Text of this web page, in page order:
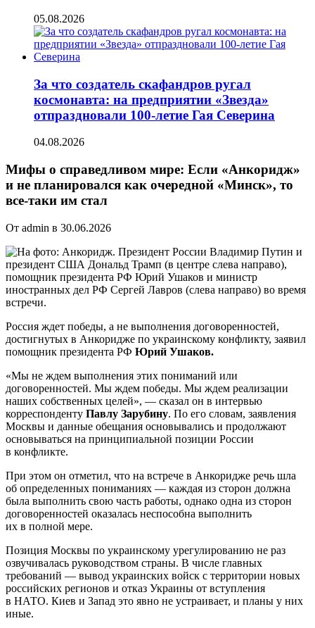
05.08.2026
За что создатель скафандров ругал
космонавта: на предприятии «Звезда»
отпраздновали 100-летие Гая Северина
04.08.2026
Мифы о справедливом мире: Если «Анкоридж»
и не планировался как очередной «Минск», то
все-таки им стал
От admin в 30.06.2026
Россия ждет победы, а не выполнения договоренностей,
достигнутых в Анкоридже по украинскому конфликту, заявил
помощник президента РФ Юрий Ушаков.
«Мы не ждем выполнения этих пониманий или
договоренностей. Мы ждем победы. Мы ждем реализации
наших собственных целей», — сказал он в интервью
корреспонденту Павлу Зарубину. По его словам, заявления
Москвы и данные обещания основывались и продолжают
основываться на принципиальной позиции России
в конфликте.
При этом он отметил, что на встрече в Анкоридже речь шла
об определенных пониманиях — каждая из сторон должна
была выполнить свою часть работы, однако одна из сторон
договоренностей оказалась неспособна выполнить
их в полной мере.
Позиция Москвы по украинскому урегулированию не раз
озвучивалась руководством страны. В числе главных
требований — вывод украинских войск с территории новых
российских регионов и отказ Украины от вступления
в НАТО. Киев и Запад это явно не устраивает, и планы у них
иные.